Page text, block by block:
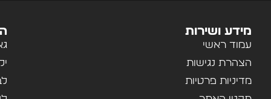
מידע ושירות
עמוד ראשי
הצהרת נגישות
מדיניות פרטיות